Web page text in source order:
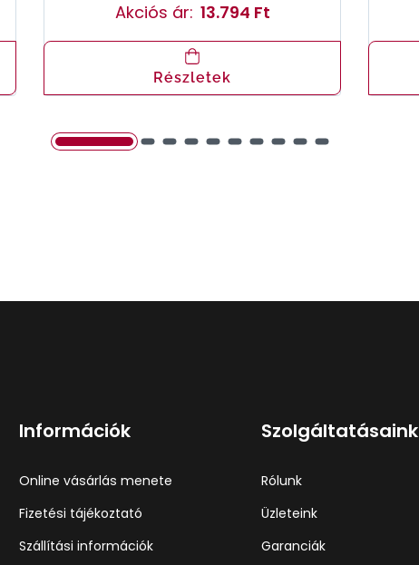
Akciós ár: 13.794 Ft
Részletek
Információk
Online vásárlás menete
Fizetési tájékoztató
Szállítási információk
Szolgáltatásaink
Rólunk
Üzleteink
Garanciák